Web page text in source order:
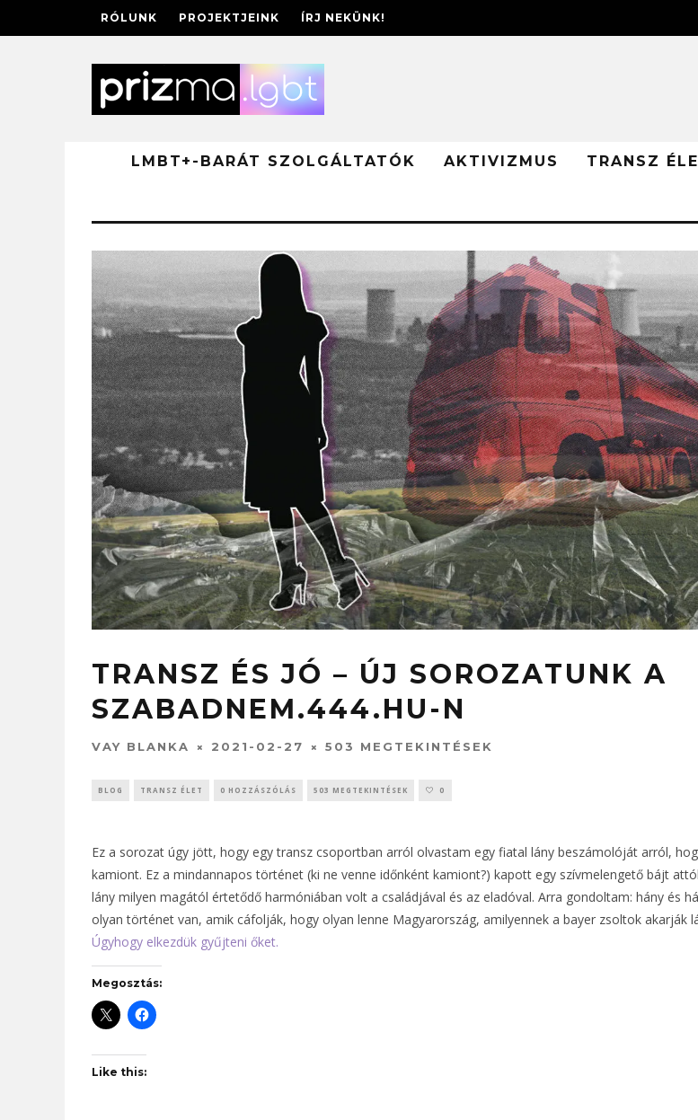
RÓLUNK PROJEKTJEINK ÍRJ NEKÜNK!
LMBT+-BARÁT SZOLGÁLTATÓK AKTIVIZMUS TRANSZ
TRANSZ ÉS JÓ – ÚJ SOROZATUNK A
SZABADNEM.444.HU-N
VAY BLANKA 2021-02-27 503 MEGTEKINTÉSEK
BLOG TRANSZ ÉLET 0 HOZZÁSZÓLÁS 503 MEGTEKINTÉSEK 0
Ez a sorozat úgy jött, hogy egy transz csoportban arról olvastam egy fiatal lány beszámolóját arról,
kamiont. Ez a mindannapos történet (ki ne venne időnként kamiont?) kapott egy szívmelengető bájt
lány milyen magától értetődő harmóniában volt a családjával és az eladóval. Arra gondoltam: hány és
olyan történet van, amik cáfolják, hogy olyan lenne Magyarország, amilyennek a bayer zsoltok akarják
Úgyhogy elkezdük gyűjteni őket.
Megosztás:
Like this: